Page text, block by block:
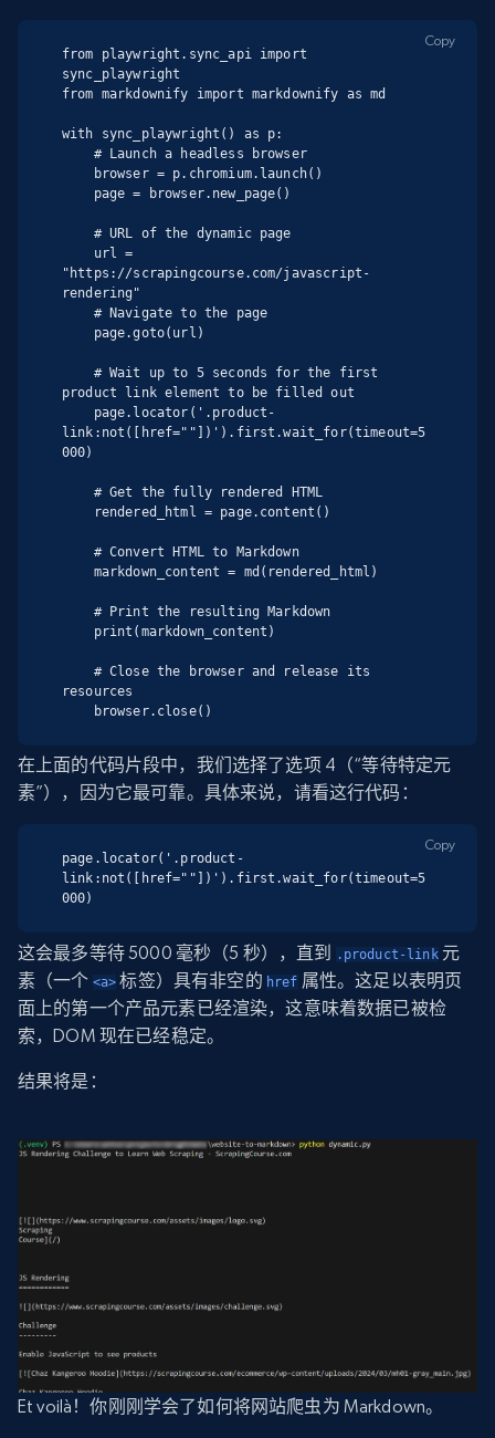
from playwright.sync_api import
sync_playwright
from markdownify import markdownify as md
with sync_playwright() as p:
"https://scrapingcourse.com/javascript-
rendering"
product link element to be filled out
link:not([href=""])').first.wait_for(timeout=5
000)
resources
    browser.close()
Copy
在上面的代码片段中，我们选择了选项 4（“等待特定元
素”），因为它最可靠。具体来说，请看这行代码：
page.locator('.product-
link:not([href=""])').first.wait_for(timeout=5
000)
Copy
这会最多等待 5000 毫秒（5 秒），直到 .product-link元
素（一个 <a> 标签）具有非空的 href 属性。这足以表明页
面上的第一个产品元素已经渲染，这意味着数据已被检
索，DOM 现在已经稳定。
结果将是：
Et voilà！你刚刚学会了如何将网站爬虫为 Markdown。